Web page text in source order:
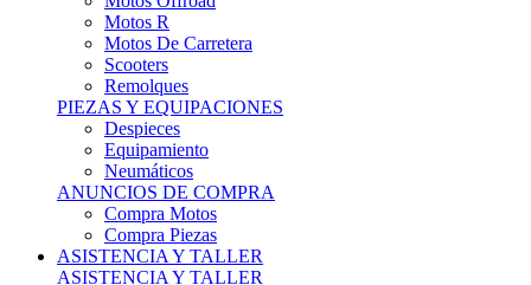
Motos R
Motos De Carretera
Scooters
Remolques
PIEZAS Y EQUIPACIONES
Despieces
Equipamiento
Neumáticos
ANUNCIOS DE COMPRA
Compra Motos
Compra Piezas
ASISTENCIA Y TALLER
ASISTENCIA Y TALLER